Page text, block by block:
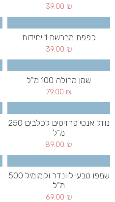
39.00 ₪
כפפת מברשת 1 יחידות
39.00 ₪
שמן מרולה 100 מ"ל
79.00 ₪
נוזל אנטי פרזיטים לכלבים 250
מ"ל
89.00 ₪
שמפו טבעי לוונדר וקמומיל 500
מ"ל
69.00 ₪